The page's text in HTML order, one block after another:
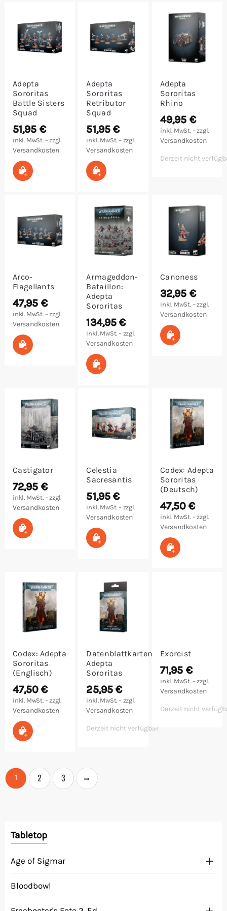
Rollenspiele
Spielzubehör
Tabletop
Würfel
Adepta
Sororitas
Battle Sisters
Squad
51,95 €
inkl. MwSt. – zzgl.
Versandkosten
In den Warenkorb
Adepta
Sororitas
Retributor
Squad
51,95€
inkl. MwSt. – zzgl.
Versandkosten
In den Warenkorb
Adepta
Sororitas
Rhino
49,95 €
inkl. MwSt. – zzgl.
Versandkosten
Derzeit nicht
Arco-
Flagellants
47,95 €
inkl. MwSt. – zzgl.
Versandkosten
In den Warenkorb
Armageddon-
Bataillon:
Adepta
Sororitas
134,95€
inkl. MwSt. – zzgl.
Versandkosten
In den Warenkorb
Canoness
32,95 €
inkl. MwSt. – zzgl.
Versandkosten
In den
Castigator
72,95 €
inkl. MwSt. – zzgl.
Versandkosten
In den Warenkorb
Celestia
Sacresantis
51,95€
inkl. MwSt. – zzgl.
Versandkosten
In den Warenkorb
Codex: Adepta
Sororitas
(Deutsch)
47,50 €
inkl. MwSt. – zzgl.
Versandkosten
In den
Codex: Adepta
Sororitas
(Englisch)
47,50 €
inkl. MwSt. – zzgl.
Versandkosten
In den Warenkorb
Datenblattkarten:
Adepta
Sororitas
25,95€
inkl. MwSt. – zzgl.
Versandkosten
Derzeit nicht verfügbar
Exorcist
71,95 €
inkl. MwSt. – zzgl.
Versandkosten
Derzeit nicht
1 2 3 →
Tabletop
Age of Sigmar
Bloodbowl